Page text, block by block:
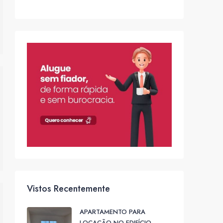
Vistos Recentemente
APARTAMENTO PARA